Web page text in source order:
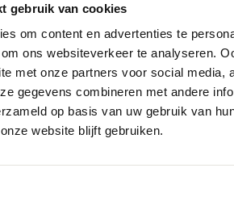
gebruik van cookies
om content en advertenties te
ons websiteverkeer te analyseren.
met onze partners voor social media,
gegevens combineren met andere
op basis van uw gebruik van
website blijft gebruiken.